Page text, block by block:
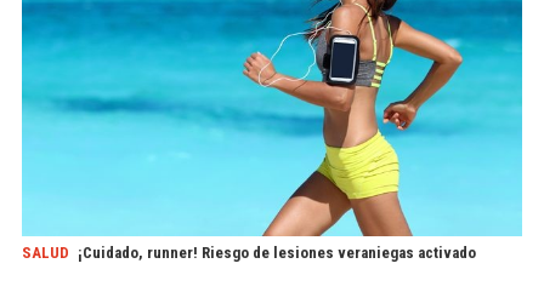
SALUD ¡Cuidado, runner! Riesgo de lesiones veraniegas activado